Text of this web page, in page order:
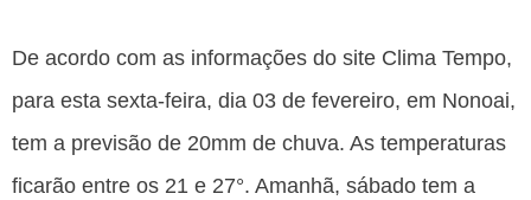
De acordo com as informações do site Clima Tempo,
para esta sexta-feira, dia 03 de fevereiro, em Nonoai,
tem a previsão de 20mm de chuva. As temperaturas
ficarão entre os 21 e 27°. Amanhã, sábado tem a